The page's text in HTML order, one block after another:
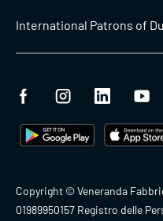
International Patrons of
Copyright © Veneranda
01989950157 Registro delle